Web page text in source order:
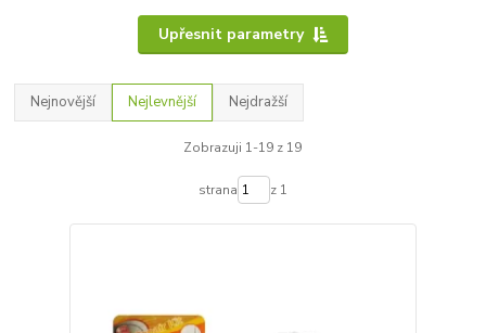
Upřesnit parametry
Nejnovější Nejlevnější Nejdražší
Zobrazuji 1-19 z 19
strana z 1